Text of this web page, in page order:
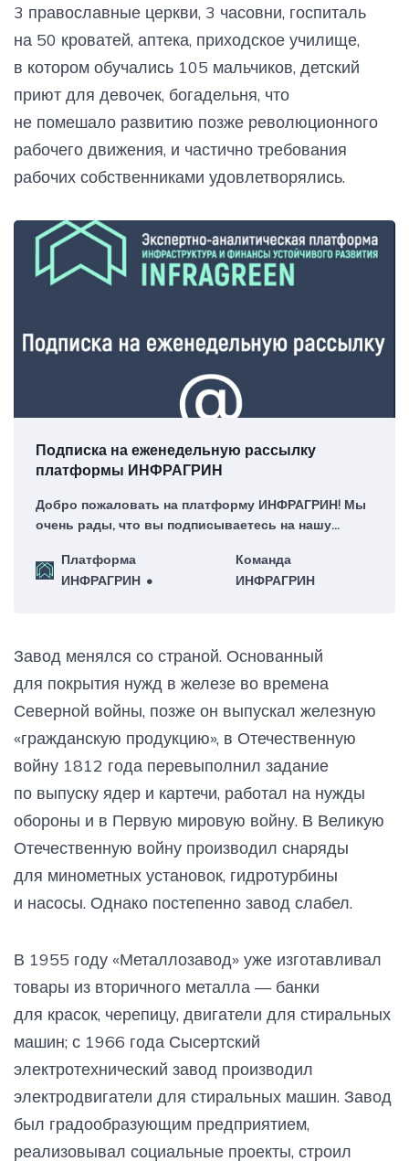
3 православные церкви, 3 часовни, госпиталь
на 50 кроватей, аптека, приходское училище,
в котором обучались 105 мальчиков, детский
приют для девочек, богадельня, что
не помешало развитию позже революционного
рабочего движения, и частично требования
рабочих собственниками удовлетворялись.
Подписка на еженедельную рассылку
платформы ИНФРАГРИН
Добро пожаловать на платформу ИНФРАГРИН! Мы
очень рады, что вы подписываетесь на нашу
честь!Платформа
ИНФРАГРИН
Команда
ИНФРАГРИН
Завод менялся со страной. Основанный
для покрытия нужд в железе во времена
Северной войны, позже он выпускал железную
«гражданскую продукцию», в Отечественную
войну 1812 года перевыполнил задание
по выпуску ядер и картечи, работал на нужды
обороны и в Первую мировую войну. В Великую
Отечественную войну производил снаряды
для минометных установок, гидротурбины
и насосы. Однако постепенно завод слабел.
В 1955 году «Металлозавод» уже изготавливал
товары из вторичного металла — банки
для красок, черепицу, двигатели для стиральных
машин; с 1966 года Сысертский
электротехнический завод производил
электродвигатели для стиральных машин. Завод
был градообразующим предприятием,
реализовывал социальные проекты, строил